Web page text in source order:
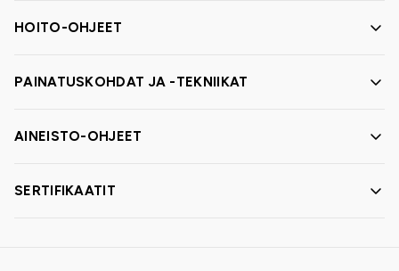
HOITO-OHJEET
PAINATUSKOHDAT JA -TEKNIIKAT
AINEISTO-OHJEET
SERTIFIKAATIT